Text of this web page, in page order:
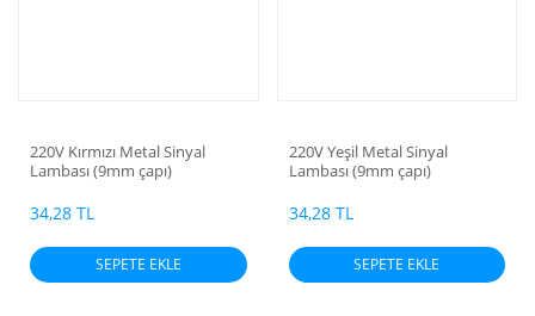
220V Kırmızı Metal Sinyal
Lambası (9mm çapı)
34,28 TL
SEPETE EKLE
220V Yeşil Metal Sinyal
Lambası (9mm çapı)
34,28 TL
SEPETE EKLE